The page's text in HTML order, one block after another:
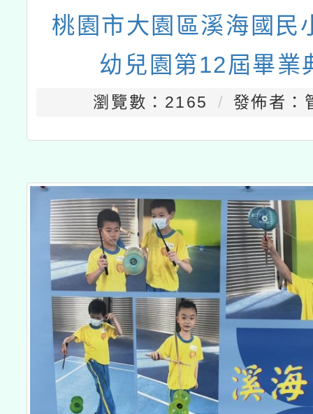
桃園市大園區溪海國民
幼兒園第12屆畢業
瀏覽數：2165 發佈者：